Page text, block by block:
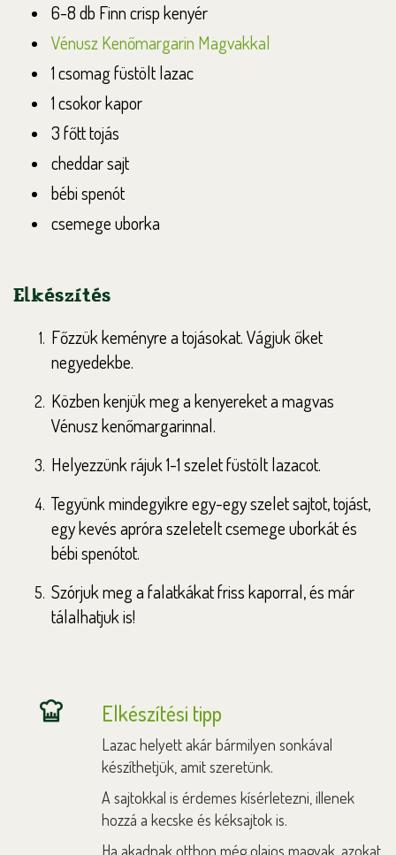
6-8 db Finn crisp kenyér
Vénusz Kenőmargarin Magvakkal
1 csomag füstölt lazac
1 csokor kapor
3 főtt tojás
cheddar sajt
bébi spenót
csemege uborka
Elkészítés
Főzzük keményre a tojásokat. Vágjuk őket
negyedekbe.
Közben kenjük meg a kenyereket a magvas
Vénusz kenőmargarinnal.
Helyezzünk rájuk 1-1 szelet füstölt lazacot.
Tegyünk mindegyikre egy-egy szelet sajtot, tojást,
egy kevés apróra szeletelt csemege uborkát és
bébi spenótot.
Szórjuk meg a falatkákat friss kaporral, és már
tálalhatjuk is!
Elkészítési tipp
Lazac helyett akár bármilyen sonkával
készíthetjük, amit szeretünk.
A sajtokkal is érdemes kísérletezni, illenek
hozzá a kecske és kéksajtok is.
Ha akadnak otthon még olajos magvak, azokat